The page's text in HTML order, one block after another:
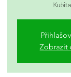
Zobrazit